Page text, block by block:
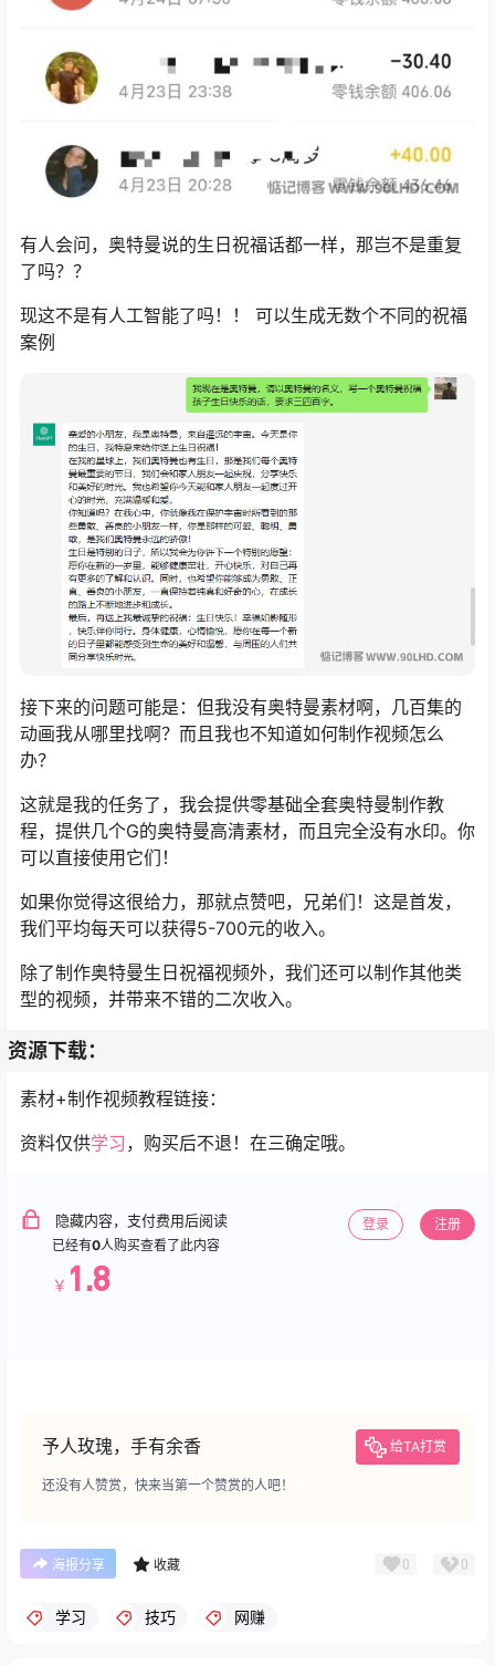
有人会问，奥特曼说的生日祝福话都一样，那岂不是重复
了吗？？
现这不是有人工智能了吗！！ 可以生成无数个不同的祝福
案例
接下来的问题可能是：但我没有奥特曼素材啊，几百集的
动画我从哪里找啊？而且我也不知道如何制作视频怎么
办？
这就是我的任务了，我会提供零基础全套奥特曼制作教
程，提供几个G的奥特曼高清素材，而且完全没有水印。你
可以直接使用它们！
如果你觉得这很给力，那就点赞吧，兄弟们！这是首发，
我们平均每天可以获得5-700元的收入。
除了制作奥特曼生日祝福视频外，我们还可以制作其他类
型的视频，并带来不错的二次收入。
资源下载：
素材+制作视频教程链接：
资料仅供学习，购买后不退！在三确定哦。
隐藏内容，支付费用后阅读
已经有0人购买查看了此内容
￥ 1.8
登录 注册
予人玫瑰，手有余香 给TA打赏
还没有人赞赏，快来当第一个赞赏的人吧！
海报分享 收藏 0 0
学习 技巧 网赚